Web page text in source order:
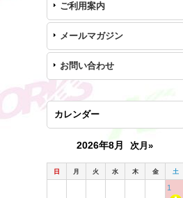
ご利用案内
メールマガジン
お問い合わせ
カレンダー
2026年8月 次月»
日 月 火 水 木 金 土
1